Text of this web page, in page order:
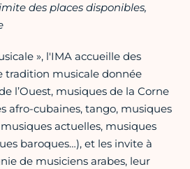
des places disponibles,
», l'IMA accueille des
tradition musicale donnée
l’Ouest, musiques de la Corne
afro-cubaines, tango, musiques
actuelles, musiques
baroques…), et les invite à
de musiciens arabes, leur